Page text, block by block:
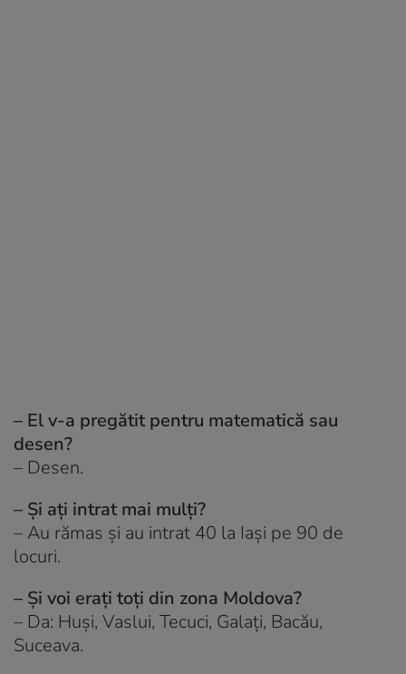
– El v-a pregătit pentru matematică sau
desen?
– Desen.
– Și ați intrat mai mulți?
–Au rămas și au intrat 40 la Iași pe 90 de
locuri.
– Și voi erați toți din zona Moldova?
– Da: Huși, Vaslui, Tecuci, Galați, Bacău,
Suceava.